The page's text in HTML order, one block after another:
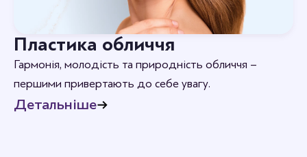
Пластика обличчя
Гармонія, молодість та природність обличчя –
першими привертають до себе увагу.
Детальніше